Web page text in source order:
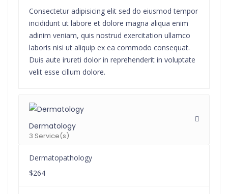
Consectetur adipisicing elit sed do eiusmod tempor
incididunt ut labore et dolore magna aliqua enim
adinim veniam, quis nostrud exercitation ullamco
laboris nisi ut aliquip ex ea commodo consequat.
Duis aute irureti dolor in reprehenderit in voluptate
velit esse cillum dolore.
Dermatology
3 Service(s)
Dermatopathology
$264